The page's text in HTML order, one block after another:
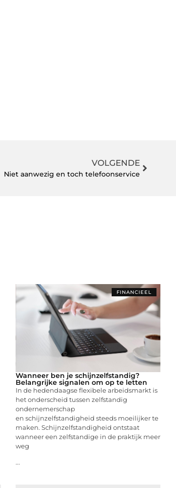
VOLGENDE
Niet aanwezig en toch telefoonservice
FINANCIEEL
Wanneer ben je schijnzelfstandig?
Belangrijke signalen om op te letten
In de hedendaagse flexibele arbeidsmarkt is
het onderscheid tussen zelfstandig
ondernemerschap
en schijnzelfstandigheid steeds moeilijker te
maken. Schijnzelfstandigheid ontstaat
wanneer een zelfstandige in de praktijk meer
weg
...